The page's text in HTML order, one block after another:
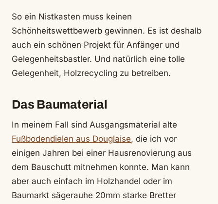
So ein Nistkasten muss keinen
Schönheitswettbewerb gewinnen. Es ist deshalb
auch ein schönen Projekt für Anfänger und
Gelegenheitsbastler. Und natürlich eine tolle
Gelegenheit, Holzrecycling zu betreiben.
Das Baumaterial
In meinem Fall sind Ausgangsmaterial alte
Fußbodendielen aus Douglaise, die ich vor
einigen Jahren bei einer Hausrenovierung aus
dem Bauschutt mitnehmen konnte. Man kann
aber auch einfach im Holzhandel oder im
Baumarkt sägerauhe 20mm starke Bretter